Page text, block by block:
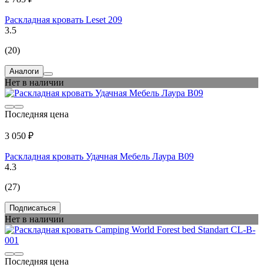
Раскладная кровать Leset 209
3.5
(20)
Аналоги
Нет в наличии
Последняя цена
3 050 ₽
Раскладная кровать Удачная Мебель Лаура В09
4.3
(27)
Подписаться
Нет в наличии
Последняя цена